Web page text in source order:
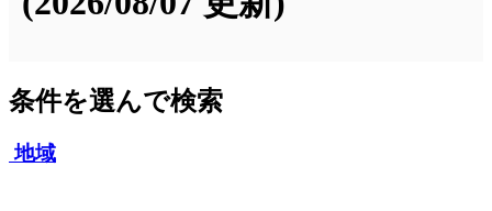
条件を選んで検索
地域